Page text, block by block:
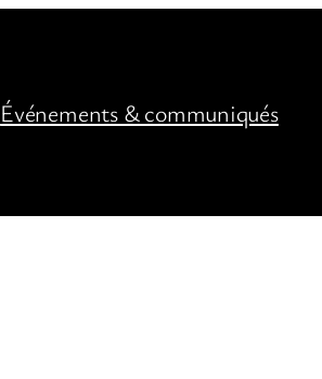
Événements & communiqués